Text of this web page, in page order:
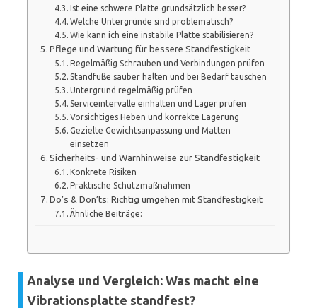
Ist eine schwere Platte grundsätzlich besser?
Welche Untergründe sind problematisch?
Wie kann ich eine instabile Platte stabilisieren?
Pflege und Wartung für bessere Standfestigkeit
Regelmäßig Schrauben und Verbindungen prüfen
Standfüße sauber halten und bei Bedarf tauschen
Untergrund regelmäßig prüfen
Serviceintervalle einhalten und Lager prüfen
Vorsichtiges Heben und korrekte Lagerung
Gezielte Gewichtsanpassung und Matten
einsetzen
Sicherheits- und Warnhinweise zur Standfestigkeit
Konkrete Risiken
Praktische Schutzmaßnahmen
Do’s & Don’ts: Richtig umgehen mit Standfestigkeit
Ähnliche Beiträge:
Analyse und Vergleich: Was macht eine
Vibrationsplatte standfest?